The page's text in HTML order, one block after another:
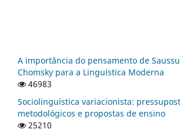
A importância do pensamento de
Chomsky para a Linguística Moderna
46983
Sociolinguística variacionista:
metodológicos e propostas de ensino
25210